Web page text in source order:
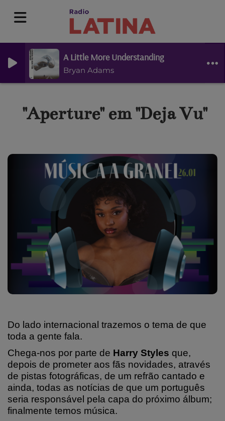
A Little More Understanding
Bryan Adams
"Aperture" em "Deja Vu"
Do lado internacional trazemos o tema de que
toda a gente fala.
Chega-nos por parte de Harry Styles que,
depois de prometer aos fãs novidades, através
de pistas fotográficas, de um refrão cantado e
ainda, todas as notícias de que um português
seria responsável pela capa do próximo álbum;
finalmente temos música.